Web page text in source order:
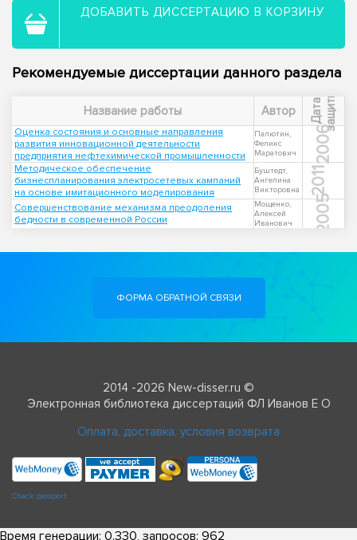
ДОБАВИТЬ ДИССЕРТАЦИЮ В КОРЗИНУ
Рекомендуемые диссертации данного раздела
Название работы Автор Д
а
т
а
з
а
щ
и
т ы
Оценка состояния и основные направления
развития инновационной деятельности
предприятия нефтехимической промышленности
Палютин,
Феликс
Маратович
2006
Методическое обеспечение
бизнеспланирования электросетевых кампаний
на основе имитационного моделирования
Буштедт,
Ангелина
Викторовна
2011
Совершенствование механизма преодоления
бедности в современной России
Мощенко,
Алексей
Иванович
2005
ФОРМА ОБРАТНОЙ СВЯЗИ
2014 -2026 New-disser.ru ©
Электронная библиотека диссертаций ФЛ Иванов Е О
Оплата, доставка, условия возврата
Check passport
Время генерации: 0.330, запросов: 962